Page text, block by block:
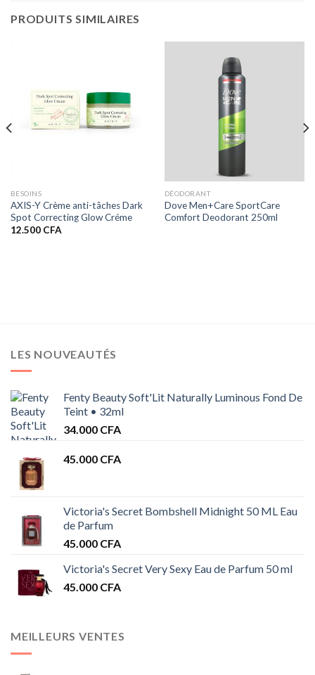
PRODUITS SIMILAIRES
BESOINS
AXIS-Y Crème anti-tâches Dark
Spot Correcting Glow Créme
12.500 CFA
DÉODORANT
Dove Men+Care SportCare
Comfort Deodorant 250ml
LES NOUVEAUTÉS
Fenty Beauty Soft'Lit Naturally Luminous Fond De
Teint • 32ml
34.000 CFA
45.000 CFA
Victoria's Secret Bombshell Midnight 50 ML Eau
de Parfum
45.000 CFA
Victoria's Secret Very Sexy Eau de Parfum 50 ml
45.000 CFA
MEILLEURS VENTES